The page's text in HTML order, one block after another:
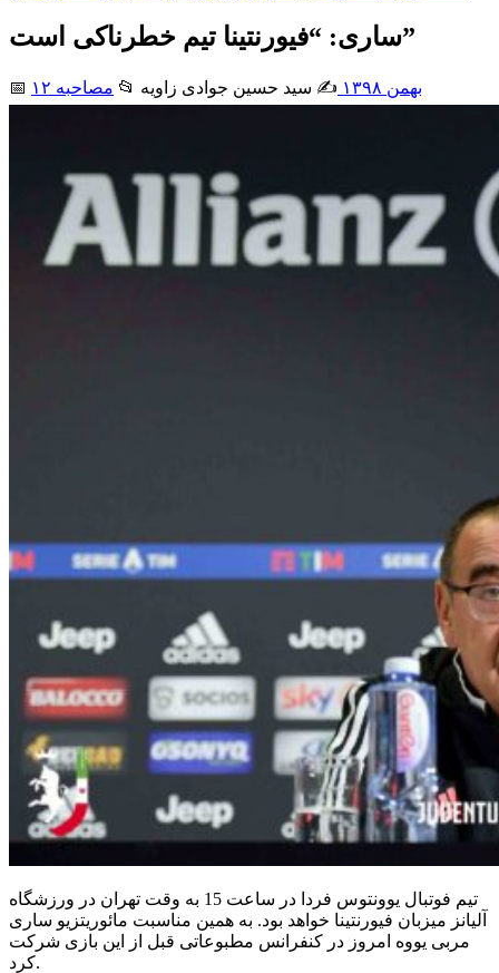
ساری: “فیورنتینا تیم خطرناکی است”
📅 ۱۲ بهمن ۱۳۹۸ ✍️ سید حسین جوادی زاويه 📂 مصاحبه
تیم فوتبال یوونتوس فردا در ساعت 15 به وقت تهران در ورزشگاه
آلیانز میزبان فیورنتینا خواهد بود. به همین مناسبت مائوریتزیو ساری
مربی یووه امروز در کنفرانس مطبوعاتی قبل از این بازی شرکت
کرد.